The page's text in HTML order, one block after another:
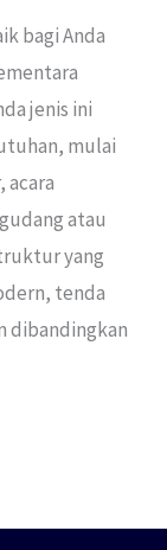
bagi Anda
jenis ini
mulai
acara
atau
yang
tenda
dibandingkan